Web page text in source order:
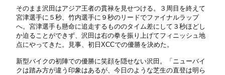
そのまま沢田はアジア王者の貫禄を見せつける。３周目を終えて
宮津選手に５秒、竹内選手に９秒のリードでファイナルラップ
へ。宮津選手も懸命に追走するもののタイム差にして３秒ほどし
か迫ることができず、沢田は右の拳を振り上げてフィニッシュ地
点にやってきた。見事、初日XCCでの優勝を決めた。
新型バイクの初陣での優勝に笑顔を隠せない沢田。「ニューバイ
クは踏み方が違う印象はあるが、今日のような芝生の直登は明ら